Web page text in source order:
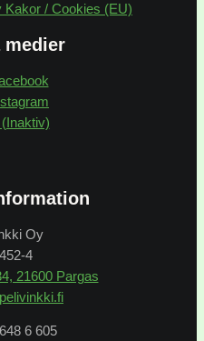
Kakor / Cookies (EU)
medier
(Inaktiv)
Oy
4
21600 Pargas
6 605